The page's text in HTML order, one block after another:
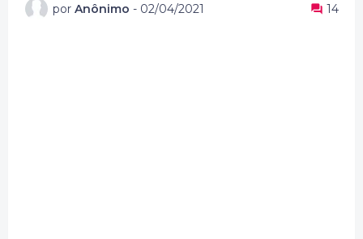
por Anônimo - 02/04/2021 14